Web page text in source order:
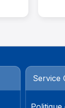
Service